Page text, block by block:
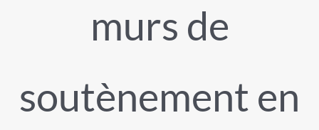
murs de
soutènement en